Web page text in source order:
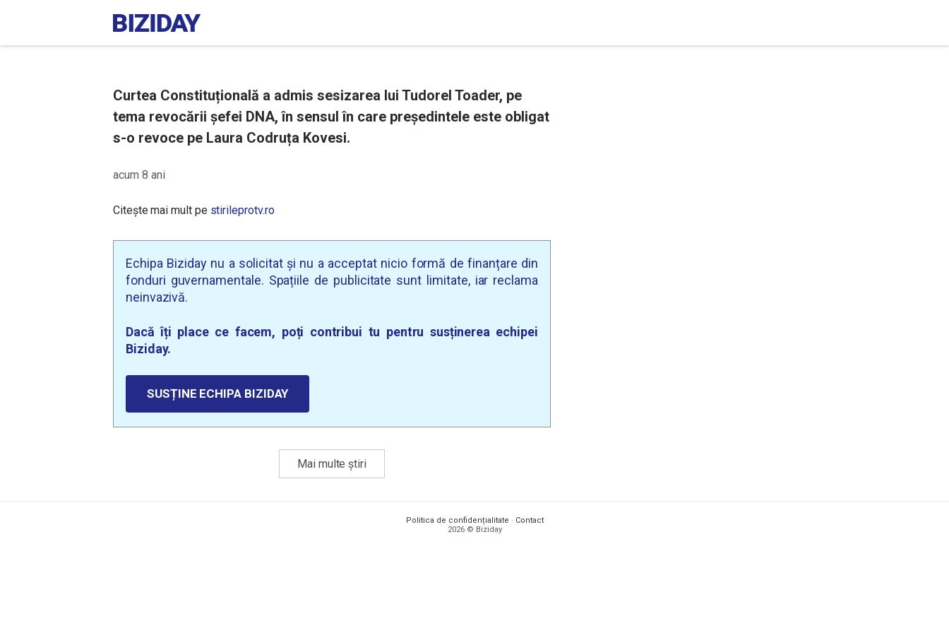
Curtea Constituțională a admis sesizarea lui Tudorel Toader, pe
tema revocării șefei DNA, în sensul în care președintele este obligat
s-o revoce pe Laura Codruța Kovesi.
acum 8 ani
Citește mai mult pe stirileprotv.ro
Echipa Biziday nu a solicitat și nu a acceptat nicio formă de finanțare din
fonduri guvernamentale. Spațiile de publicitate sunt limitate, iar reclama
neinvazivă.
Dacă îți place ce facem, poți contribui tu pentru susținerea echipei
Biziday.
SUSȚINE ECHIPA BIZIDAY
Mai multe știri
Politica de confidențialitate · Contact
2026 © Biziday